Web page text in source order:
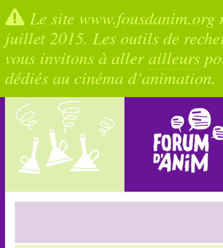
Le site
juillet 2015. Les outils de
vous invitons à allerailleurs
dédiés au cinéma d’animation.